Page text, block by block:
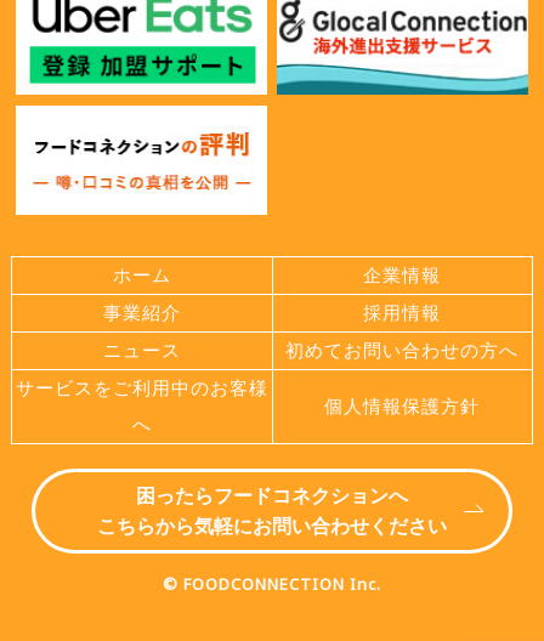
ホーム
企業情報
事業紹介
採用情報
ニュース
初めてお問い合わせの方へ
サービスをご利用中のお客様
へ
個人情報保護方針
困ったらフードコネクションへ
こちらから気軽にお問い合わせください
© FOODCONNECTION Inc.